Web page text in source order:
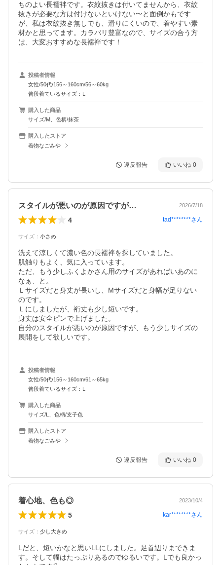
ちのよい長襦袢です。衣紋抜きは付いてませんから、衣紋
抜きが必要な方は付けないといけない〜と面倒かもです
が、私は衣紋抜き無しでも、滑りにくいので、着やすい素
材かと思ってます。カラバリ豊富なので、サイズの合う方
は、大変おすすめな長襦袢です！
投稿者情報
女性/50代/156～160cm/56～60kg
普段着ているサイズ：L
購入した商品
サイズ/M、色柄/抹茶
購入したストア
着物なごみや
違反報告 いいね 0
スタイルが悪いのが原因ですが… 2026/7/18
4 tad********さん
サイズ ： 小さめ
洗えて涼しくて濃い色の長襦袢を探していました。
肌触りもよく、気に入っています。
ただ、もう少しふくよかさん用のサイズがあればいあのに
なぁ、と。
Ｌサイズだと身丈が長いし、Mサイズだと身幅が足りない
のです。
Ｌにしましたが、裄丈も少し短いです。
身丈は安全ピンで上げました。
自分のスタイルが悪いのが原因ですが、もう少しサイズの
展開をして欲しいです。
投稿者情報
女性/50代/156～160cm/61～65kg
普段着ているサイズ：L
購入した商品
サイズ/L、色柄/支子色
購入したストア
着物なごみや
違反報告 いいね 0
着心地、色も◎ 2023/10/4
5 kar********さん
サイズ ： 少し大きめ
Lだと、短いかなと思いLLにしました。足首辺りまできま
す。そして幅はたっぷりあるのでゆるいです。Lでも良かっ